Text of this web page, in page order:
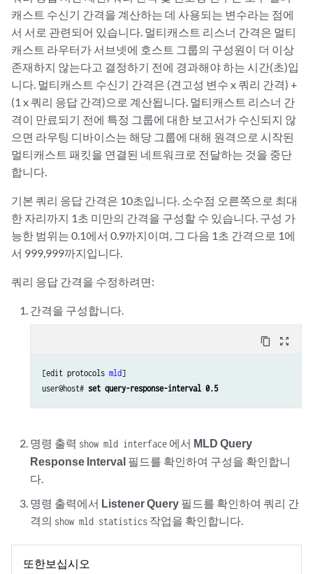
캐스트 수신기 간격을 계산하는 데 사용되는 변수라는 점에
서 서로 관련되어 있습니다. 멀티캐스트 리스너 간격은 멀티
캐스트 라우터가 서브넷에 호스트 그룹의 구성원이 더 이상
존재하지 않는다고 결정하기 전에 경과해야 하는 시간(초)입
니다. 멀티캐스트 수신기 간격은 (견고성 변수 x 쿼리 간격) +
(1 x 쿼리 응답 간격)으로 계산됩니다. 멀티캐스트 리스너 간
격이 만료되기 전에 특정 그룹에 대한 보고서가 수신되지 않
으면 라우팅 디바이스는 해당 그룹에 대해 원격으로 시작된
멀티캐스트 패킷을 연결된 네트워크로 전달하는 것을 중단
합니다.
기본 쿼리 응답 간격은 10초입니다. 소수점 오른쪽으로 최대
한 자리까지 1초 미만의 간격을 구성할 수 있습니다. 구성 가
능한 범위는 0.1에서 0.9까지이며, 그 다음 1초 간격으로 1에
서 999,999까지입니다.
쿼리 응답 간격을 수정하려면:
간격을 구성합니다.
content_copy zoom_out_map
[edit protocols mld]
user@host# set query-response-interval 0.5
명령 출력 show mld interface 에서 MLD Query
Response Interval 필드를 확인하여 구성을 확인합니
다.
명령 출력에서 Listener Query 필드를 확인하여 쿼리 간
격의 show mld statistics 작업을 확인합니다.
또한보십시오